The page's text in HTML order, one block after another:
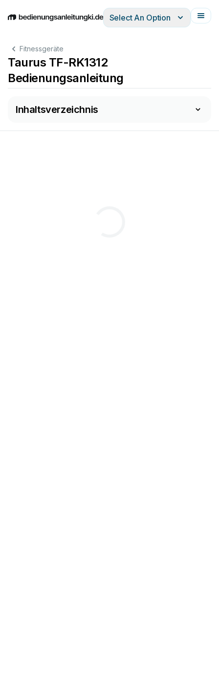
EnglishDeutschEspañolItalianoFrançais
Select An Option
Fitnessgeräte
Taurus TF-RK1312
Bedienungsanleitung
Inhaltsverzeichnis